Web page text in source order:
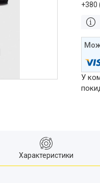
+380
У
Характеристики